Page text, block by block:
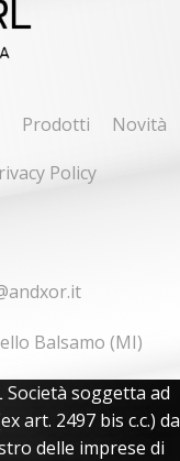
Prodotti
Novità
Policy
Balsamo (MI)
soggetta ad
art. 2497 bis c.c.) da
delle imprese di